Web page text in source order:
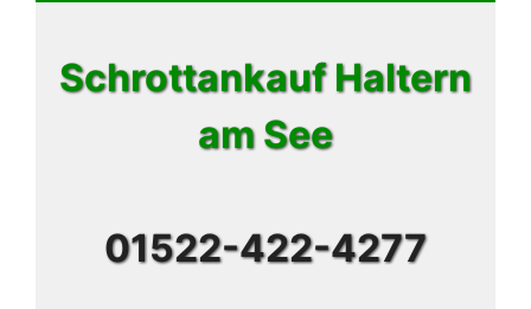
Schrottankauf Haltern
am See
01522-422-4277